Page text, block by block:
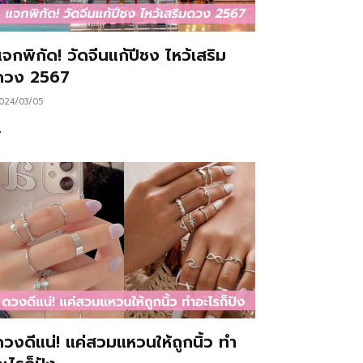
กพิกัด! วัดจีนแก้ปีชง ไหว้เสริม
ง 2567
03/05
งดีแน่! แค่สวมแหวนให้ถูกนิ้ว ทำ